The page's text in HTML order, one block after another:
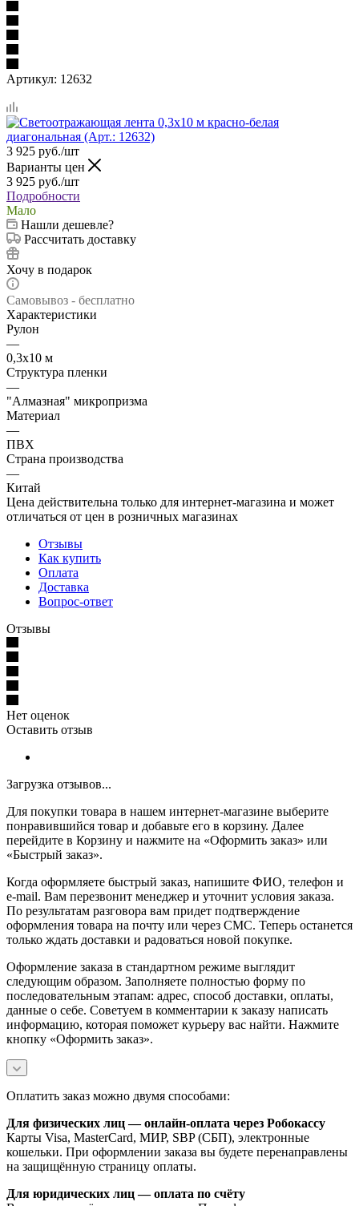
Артикул: 12632
3 925 руб./шт
Варианты цен
3 925 руб./шт
Подробности
Мало
Нашли дешевле?
Рассчитать доставку
Хочу в подарок
Самовывоз - бесплатно
Характеристики
Рулон
—
0,3х10 м
Структура пленки
—
"Алмазная" микропризма
Материал
—
ПВХ
Страна производства
—
Китай
Цена действительна только для интернет-магазина и может
отличаться от цен в розничных магазинах
Отзывы
Как купить
Оплата
Доставка
Вопрос-ответ
Отзывы
Нет оценок
Оставить отзыв
Загрузка отзывов...
Для покупки товара в нашем интернет-магазине выберите
понравившийся товар и добавьте его в корзину. Далее
перейдите в Корзину и нажмите на «Оформить заказ» или
«Быстрый заказ».
Когда оформляете быстрый заказ, напишите ФИО, телефон и
e-mail. Вам перезвонит менеджер и уточнит условия заказа.
По результатам разговора вам придет подтверждение
оформления товара на почту или через СМС. Теперь останется
только ждать доставки и радоваться новой покупке.
Оформление заказа в стандартном режиме выглядит
следующим образом. Заполняете полностью форму по
последовательным этапам: адрес, способ доставки, оплаты,
данные о себе. Советуем в комментарии к заказу написать
информацию, которая поможет курьеру вас найти. Нажмите
кнопку «Оформить заказ».
Оплатить заказ можно двумя способами:
Для физических лиц — онлайн-оплата через Робокассу
Карты Visa, MasterCard, МИР, SBP (СБП), электронные
кошельки. При оформлении заказа вы будете перенаправлены
на защищённую страницу оплаты.
Для юридических лиц — оплата по счёту